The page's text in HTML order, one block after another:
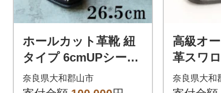
ホールカット革靴 紐
タイプ 6cmUPシーク
レットシューズ No.1
380 ボルドー 26.5cm
奈良県大和郡山市
高級オ
革スワ
ッポン
な紳士
奈良県大和